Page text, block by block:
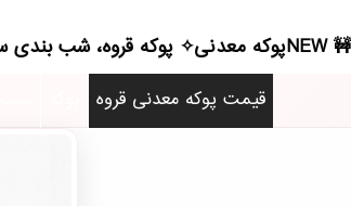
NEWپوکه معدنی✧ پوکه قروه، شب بندی ساختمان در ايلام - (5838)(2026)
قیمت پوکه معدنی قروه